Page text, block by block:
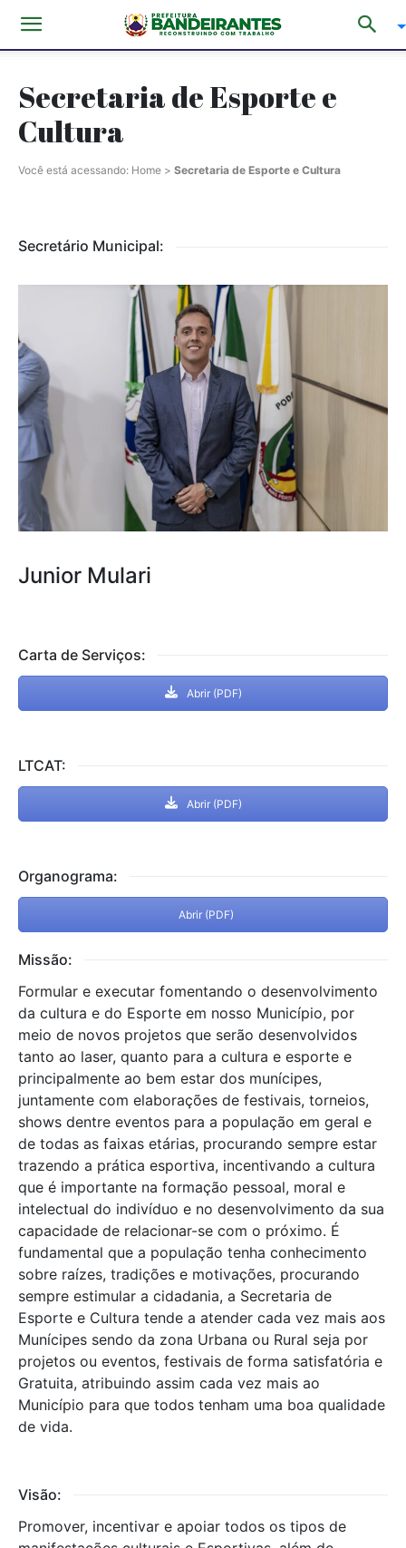
Secretaria de Esporte e
Cultura
Você está acessando: Home > Secretaria de Esporte e Cultura
Secretário Municipal:
Junior Mulari
Carta de Serviços:
Abrir (PDF)
LTCAT:
Abrir (PDF)
Organograma:
Abrir (PDF)
Missão:
Formular e executar fomentando o desenvolvimento
da cultura e do Esporte em nosso Município, por
meio de novos projetos que serão desenvolvidos
tanto ao laser, quanto para a cultura e esporte e
principalmente ao bem estar dos munícipes,
juntamente com elaborações de festivais, torneios,
shows dentre eventos para a população em geral e
de todas as faixas etárias, procurando sempre estar
trazendo a prática esportiva, incentivando a cultura
que é importante na formação pessoal, moral e
intelectual do indivíduo e no desenvolvimento da sua
capacidade de relacionar-se com o próximo. É
fundamental que a população tenha conhecimento
sobre raízes, tradições e motivações, procurando
sempre estimular a cidadania, a Secretaria de
Esporte e Cultura tende a atender cada vez mais aos
Munícipes sendo da zona Urbana ou Rural seja por
projetos ou eventos, festivais de forma satisfatória e
Gratuita, atribuindo assim cada vez mais ao
Município para que todos tenham uma boa qualidade
de vida.
Visão:
Promover, incentivar e apoiar todos os tipos de